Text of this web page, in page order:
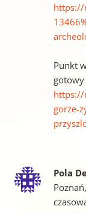
https://
Punkt
gotowy
gorze-
Pola